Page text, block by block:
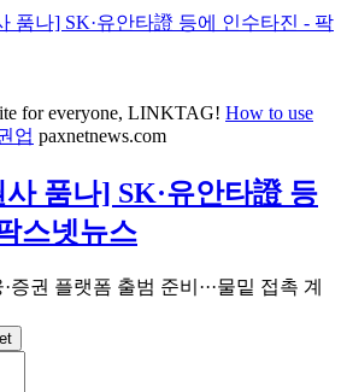
품나] SK·유안타證 등에 인수타진 - 팍
for everyone, LINKTAG! How to use
업 paxnetnews.com
품나] SK·유안타證 등
스넷뉴스
권 플랫폼 출범 준비···물밑 접촉 계